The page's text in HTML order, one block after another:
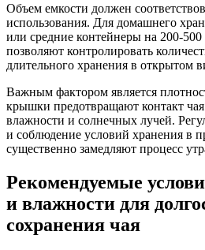
Объем емкости должен
использования. Для домашнего
или средние контейнеры на 200-
позволяют контролировать
длительного хранения в открытом
Важным фактором является
крышки предотвращают контакт
влажности и солнечных лучей.
и соблюдение условий хранения в
существенно замедляют процесс
Рекомендуемые
и влажности для
сохранения чая